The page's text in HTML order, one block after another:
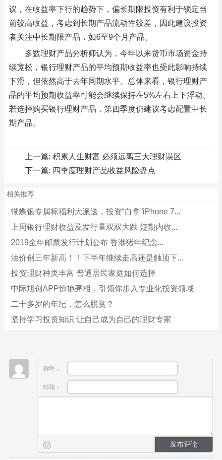
议，在收益率下行的趋势下，偏长期限投资有利于锁定当
前较高收益，考虑到长期产品流动性较差，因此建议投资
者关注中长期限产品，如6至9个月产品。
多数理财产品分析师认为，今年以来货币市场资金持
续宽松，银行理财产品的平均预期收益率也受此影响持续
下滑，但依然高于去年同期水平。总体来看，银行理财产
品的平均预期收益率可能会继续保持在5%左右上下浮动。
若选择购买银行理财产品，第四季度仍建议考虑配置中长
期产品。
上一篇: 积累人生财富 必须远离三大理财误区
下一篇: 四季度理财产品收益风险盘点
相关推荐
蝴蝶银专属标福利大派送，投资“白拿”iPhone 7...
上周银行理财收益及发行量双双大跌 短期内收...
2019全年邮票发行计划公布 香港猪年纪念...
油价创三年新高！！下半年继续走高还是触顶下...
投资理财种类丰富 普通居民家庭如何选择
中际旭创APP惊艳亮相，引领你步入专业化投资领域
二十多岁的年纪，怎么脱贫？
坚持学习投资知识 让自己成为自己的理财专家
称呼：
邮箱：